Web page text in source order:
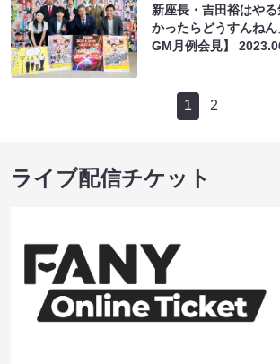
新座長・吉田裕はや
かったらどうすんね
GM月例会見】
1 2
ライブ配信チケット